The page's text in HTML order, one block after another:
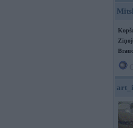
Kopš: